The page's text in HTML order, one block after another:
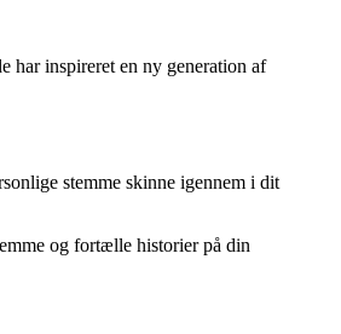
har inspireret en ny generation af
stemme skinne igennem i dit
og fortælle historier på din